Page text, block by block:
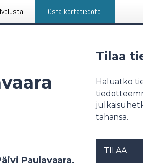
Osta kertatiedote
Paulavaara.
Tilaa
Haluatko
tahansa.
TILAA